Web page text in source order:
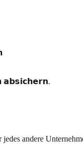
andere